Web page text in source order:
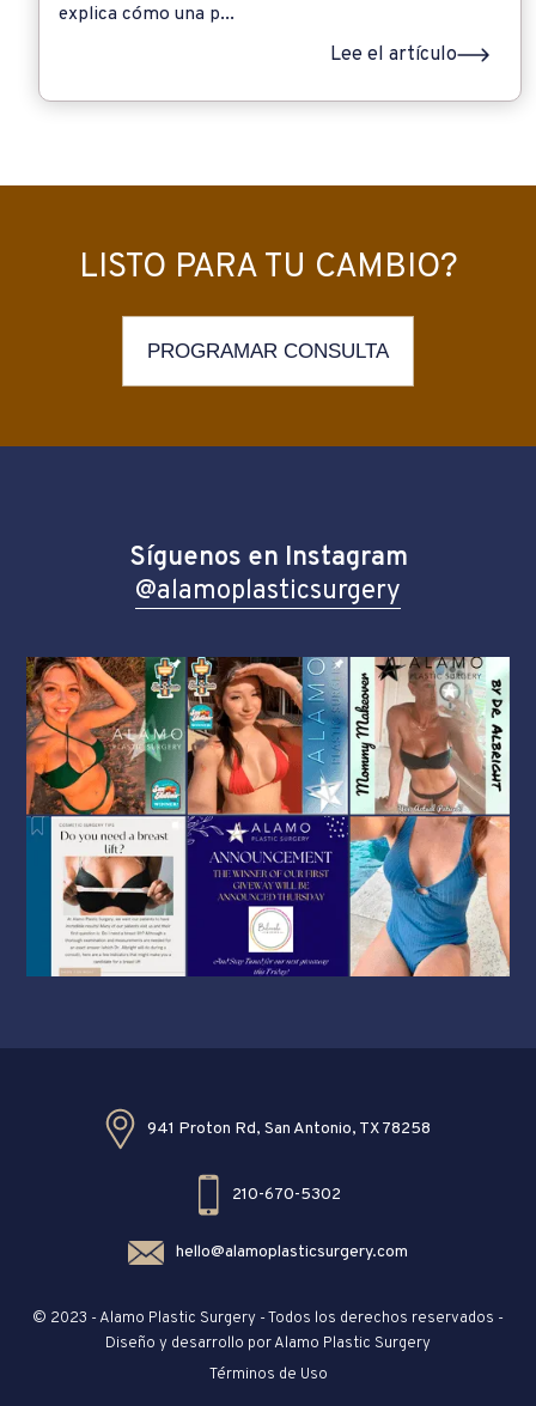
explica cómo una p...
Lee el artículo
LISTO PARA TU CAMBIO?
PROGRAMAR CONSULTA
Síguenos en Instagram
@alamoplasticsurgery
941 Proton Rd, San Antonio, TX 78258
210-670-5302
hello@alamoplasticsurgery.com
© 2023 - Alamo Plastic Surgery - Todos los derechos reservados -
Diseño y desarrollo por Alamo Plastic Surgery
Términos de Uso